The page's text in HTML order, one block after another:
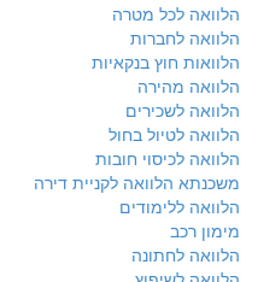
הלוואה לכל מטרה
הלוואה לחברות
הלוואות חוץ בנקאיות
הלוואה מהירה
הלוואה לשכירים
הלוואה לטיול בחול
הלוואה לכיסוי חובות
משכנתא הלוואה לקניית דירה
הלוואה ללימודים
מימון רכב
הלוואה לחתונה